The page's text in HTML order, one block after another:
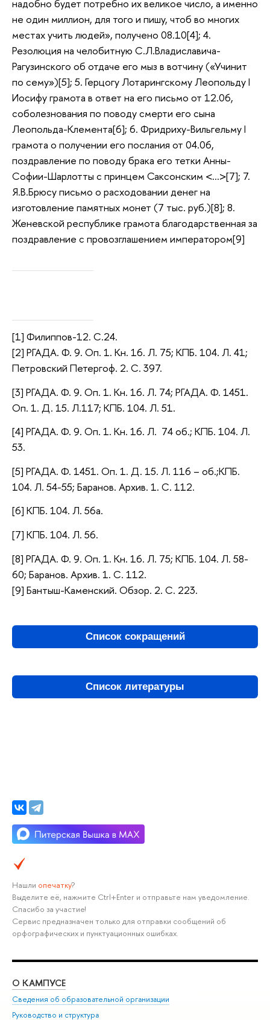
надобно будет потребно их великое число, а именно
не один миллион, для того и пишу, чтоб во многих
местах учить людей», получено 08.10[4]; 4.
Резолюция на челобитную С.Л.Владиславича-
Рагузинского об отдаче его мыз в вотчину («Учинит
по сему»)[5]; 5. Герцогу Лотарингскому Леопольду I
Иосифу грамота в ответ на его письмо от 12.06,
соболезнования по поводу смерти его сына
Леопольда-Клемента[6]; 6. Фридриху-Вильгельму I
грамота о получении его послания от 04.06,
поздравление по поводу брака его тетки Анны-
Софии-Шарлотты с принцем Саксонским <…>[7]; 7.
Я.В.Брюсу письмо о расходовании денег на
изготовление памятных монет (7 тыс. руб.)[8]; 8.
Женевской республике грамота благодарственная за
поздравление с провозглашением императором[9]
[1] Филиппов-12. С.24.
[2] РГАДА. Ф. 9. Оп. 1. Кн. 16. Л. 75; КПБ. 104. Л. 41;
Петровский Петергоф. 2. С. 397.
[3] РГАДА. Ф. 9. Оп. 1. Кн. 16. Л. 74; РГАДА. Ф. 1451.
Оп. 1. Д. 15. Л.117; КПБ. 104. Л. 51.
[4] РГАДА. Ф. 9. Оп. 1. Кн. 16. Л. 74 об.; КПБ. 104. Л.
53.
[5] РГАДА. Ф. 1451. Оп. 1. Д. 15. Л. 116 – об.;КПБ.
104. Л. 54-55; Баранов. Архив. 1. С. 112.
[6] КПБ. 104. Л. 56а.
[7] КПБ. 104. Л. 56.
[8] РГАДА. Ф. 9. Оп. 1. Кн. 16. Л. 75; КПБ. 104. Л. 58-
60; Баранов. Архив. 1. С. 112.
[9] Бантыш-Каменский. Обзор. 2. С. 223.
Список сокращений
Список литературы
Нашли опечатку?
Выделите её, нажмите Ctrl+Enter и отправьте нам уведомление.
Спасибо за участие!
Сервис предназначен только для отправки сообщений об
орфографических и пунктуационных ошибках.
О КАМПУСЕ
Сведения об образовательной организации
Руководство и структура